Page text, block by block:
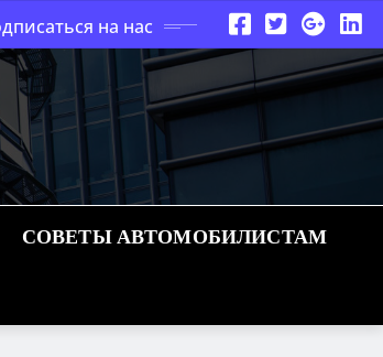
на нас
СОВЕТЫ АВТОМОБИЛИСТАМ